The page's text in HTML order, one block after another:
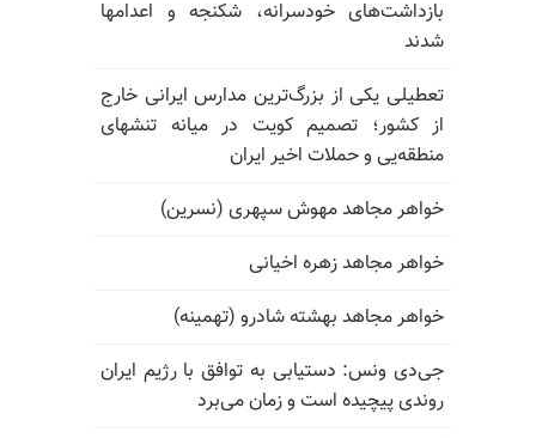
بازداشت‌های خودسرانه، شکنجه و اعدامها
شدند
تعطیلی یکی از بزرگ‌ترین مدارس ایرانی خارج
از کشور؛ تصمیم کویت در میانه تنشهای
منطقه‌یی و حملات اخیر ایران
خواهر مجاهد مهوش سپهری (نسرین)
خواهر مجاهد زهره اخیانی
خواهر مجاهد بهشته شادرو (تهمینه)
جی‌دی ونس: دستیابی به توافق با رژیم ایران
روندی پیچیده است و زمان می‌برد